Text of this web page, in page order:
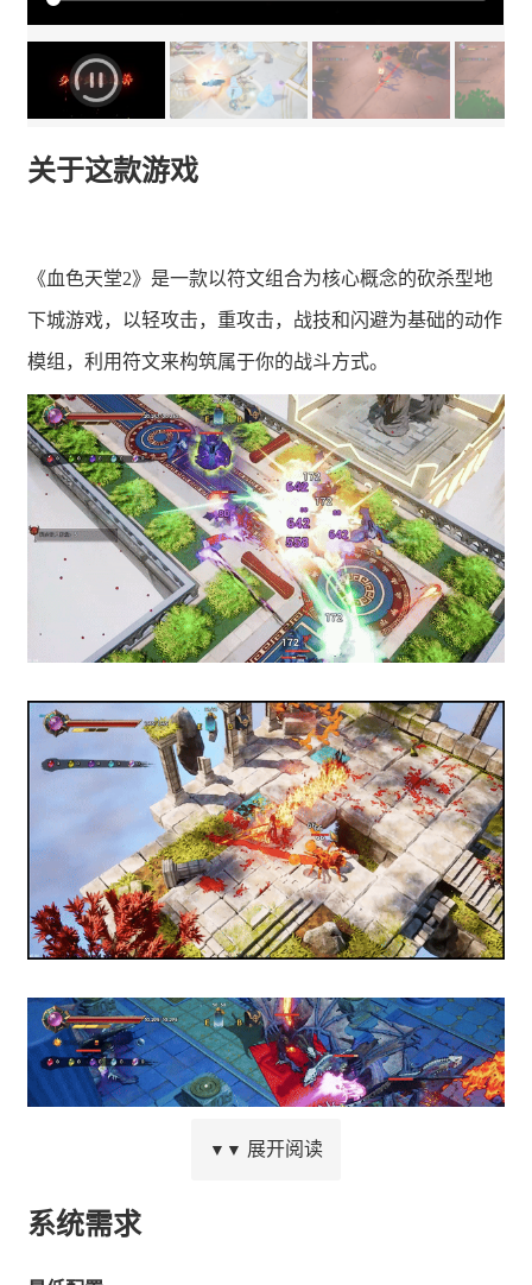
关于这款游戏
《血色天堂2》是一款以符文组合为核心概念的砍杀型地
下城游戏，以轻攻击，重攻击，战技和闪避为基础的动作
模组，利用符文来构筑属于你的战斗方式。
▼▼ 展开阅读
系统需求